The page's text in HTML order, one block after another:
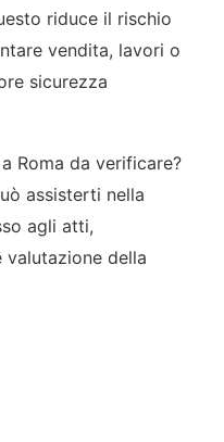
riduce il rischio
vendita, lavori o
sicurezza
Roma da verificare?
assisterti nella
agli atti,
valutazione della